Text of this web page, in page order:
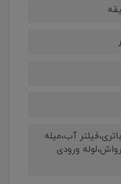
آب،میله
ورودی